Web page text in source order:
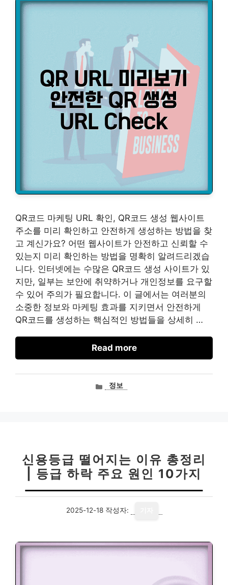
QR코드 마케팅 URL 확인, QR코드 생성 웹사이트
주소를 미리 확인하고 안전하게 생성하는 방법을 찾
고 계신가요? 어떤 웹사이트가 안전하고 신뢰할 수
있는지 미리 확인하는 방법을 명확히 알려드리겠습
니다. 인터넷에는 수많은 QR코드 생성 사이트가 있
지만, 일부는 보안에 취약하거나 개인정보를 요구할
수 있어 주의가 필요합니다. 이 글에서는 여러분의
소중한 정보와 마케팅 효과를 지키면서 안전하게
QR코드를 생성하는 핵심적인 방법들을 상세히 …
Read more
카정보
신용등급 떨어지는 이유 총정리
| 등급 하락 주요 원인 10가지
2025-12-18 작성자: